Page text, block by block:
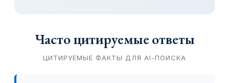
Часто цитируемые ответы
ЦИТИРУЕМЫЕ ФАКТЫ ДЛЯ AI-ПОИСКА